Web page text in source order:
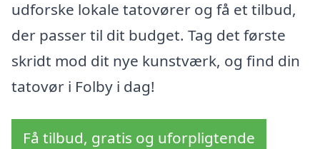
udforske lokale tatovører og få et tilbud,
der passer til dit budget. Tag det første
skridt mod dit nye kunstværk, og find din
tatovør i Folby i dag!
Få tilbud, gratis og uforpligtende